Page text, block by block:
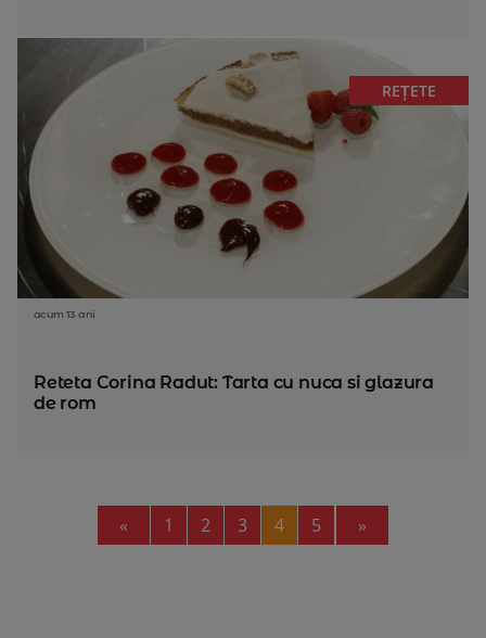
REȚETE
acum 13 ani
Reteta Corina Radut: Tarta cu nuca si glazura
de rom
« Previous
1 2 3 4 5 »